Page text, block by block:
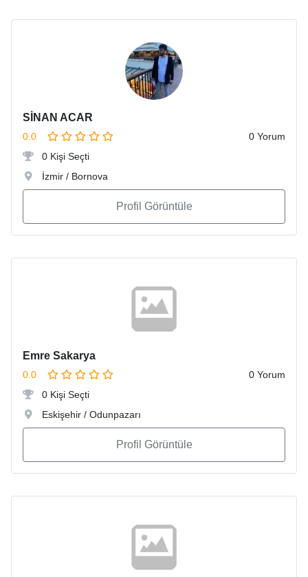
SİNAN ACAR
0.0
0 Yorum
0 Kişi Seçti
İzmir / Bornova
Profil Görüntüle
Emre Sakarya
0.0
0 Yorum
0 Kişi Seçti
Eskişehir / Odunpazarı
Profil Görüntüle